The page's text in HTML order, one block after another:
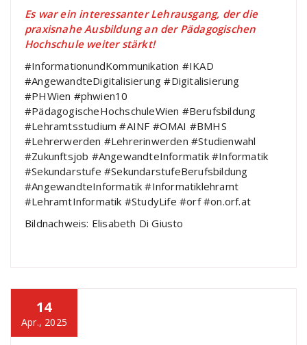
Es war ein interessanter Lehrausgang, der die
praxisnahe Ausbildung an der Pädagogischen
Hochschule weiter stärkt!
#InformationundKommunikation #IKAD
#AngewandteDigitalisierung #Digitalisierung
#PHWien #phwien10
#PädagogischeHochschuleWien #Berufsbildung
#Lehramtsstudium #AINF #OMAI #BMHS
#Lehrerwerden #Lehrerinwerden #Studienwahl
#Zukunftsjob #AngewandteInformatik #Informatik
#Sekundarstufe #SekundarstufeBerufsbildung
#AngewandteInformatik #Informatiklehramt
#LehramtInformatik #StudyLife #orf #on.orf.at
Bildnachweis: Elisabeth Di Giusto
14
Apr., 2025